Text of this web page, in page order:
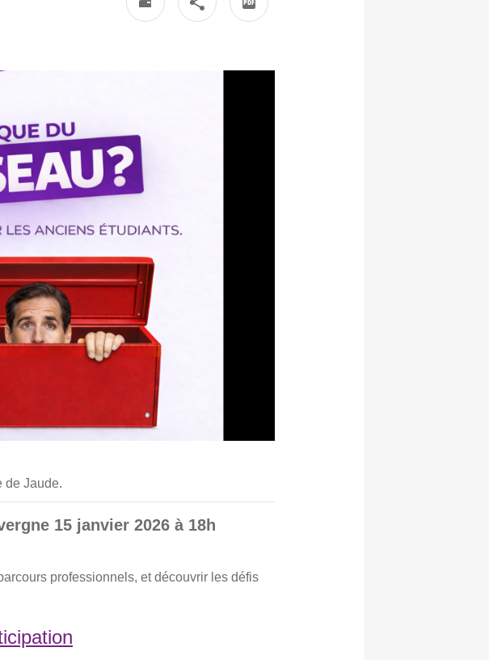
de Jaude.
15 janvier 2026 à 18h
professionnels, et découvrir les défis